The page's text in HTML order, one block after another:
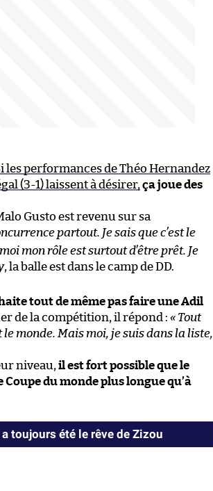
les performances de Théo Hernandez
(3-1) laissent à désirer, ça joue des
Gusto est revenu sur sa
partout. Je sais que c’est le
mon rôle est surtout d’être prêt. Je
, la balle est dans le camp de DD.
tout de même pas faire une Adil
de la compétition, il répond : « Tout
monde. Mais moi, je suis dans la liste,
niveau, il est fort possible que le
du monde plus longue qu’à
toujours été le rêve de Zizou